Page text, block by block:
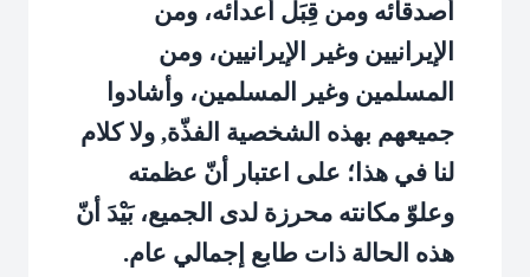
أصدقائه ومن قِبَل أعدائه، ومن
الإيرانيين وغير الإيرانيين، ومن
المسلمين وغير المسلمين، وأشادوا
جميعهم بهذه الشخصية الفذّة, ولا كلام
لنا في هذا؛ على اعتبار أنّ عظمته
وعلوّ مكانته محرزة لدى الجميع، بَيْدَ أنّ
هذه الحالة ذات طابع إجمالي عام.